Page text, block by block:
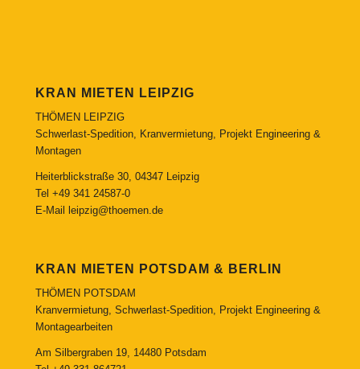
KRAN MIETEN LEIPZIG
THÖMEN LEIPZIG
Schwerlast-Spedition, Kranvermietung, Projekt Engineering &
Montagen
Heiterblickstraße 30, 04347 Leipzig
Tel +49 341 24587-0
E-Mail leipzig@thoemen.de
KRAN MIETEN POTSDAM & BERLIN
THÖMEN POTSDAM
Kranvermietung, Schwerlast-Spedition, Projekt Engineering &
Montagearbeiten
Am Silbergraben 19, 14480 Potsdam